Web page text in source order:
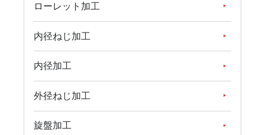
ローレット加工
内径ねじ加工
内径加工
外径ねじ加工
旋盤加工